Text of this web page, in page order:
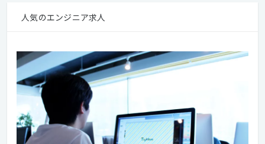
人気のエンジニア求人